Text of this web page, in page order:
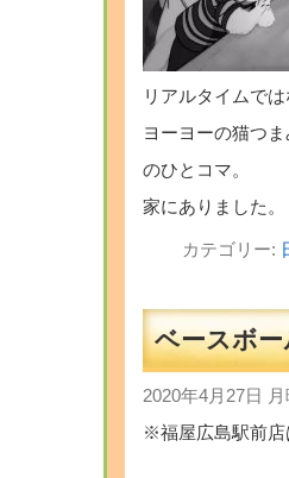
リアルタイムで
ヨーヨーの猫つま
のひとコマ。
家にありました。
カテゴリー:
ベースボ
2020年4月27日
※福屋広島駅前店